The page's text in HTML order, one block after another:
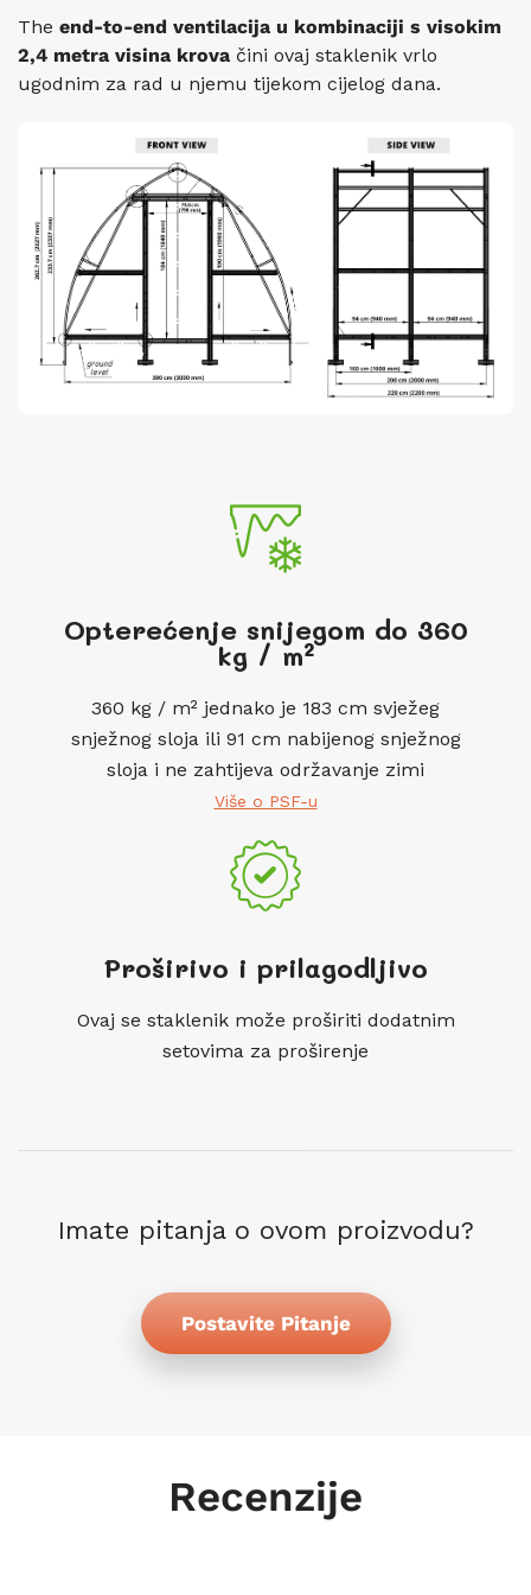
The end-to-end ventilacija u kombinaciji s visokim
2,4 metra visina krova čini ovaj staklenik vrlo
ugodnim za rad u njemu tijekom cijelog dana.
Opterećenje snijegom do 360
kg / m²
360 kg / m² jednako je 183 cm svježeg
snježnog sloja ili 91 cm nabijenog snježnog
sloja i ne zahtijeva održavanje zimi
Više o PSF-u
Proširivo i prilagodljivo
Ovaj se staklenik može proširiti dodatnim
setovima za proširenje
Imate pitanja o ovom proizvodu?
Postavite Pitanje
Recenzije